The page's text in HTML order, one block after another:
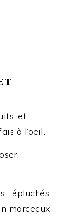
et
à l’oeil.
: épluchés,
morceaux